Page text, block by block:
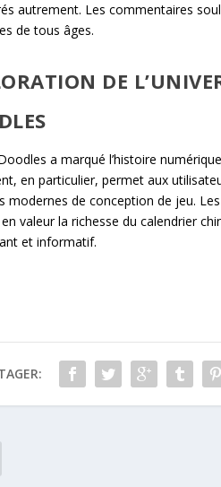
autrement. Les commentaires
de tous âges.
DE
a marqué l’histoire
en particulier, permet aux
modernes de conception de jeu.
valeur la richesse du calendrier
et informatif.